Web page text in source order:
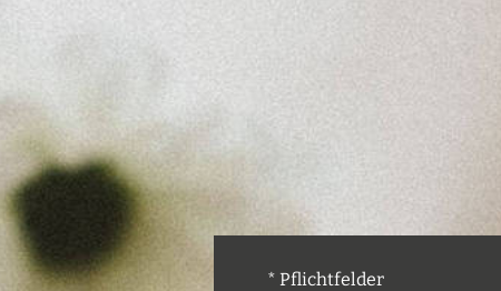
* Pflichtfelder